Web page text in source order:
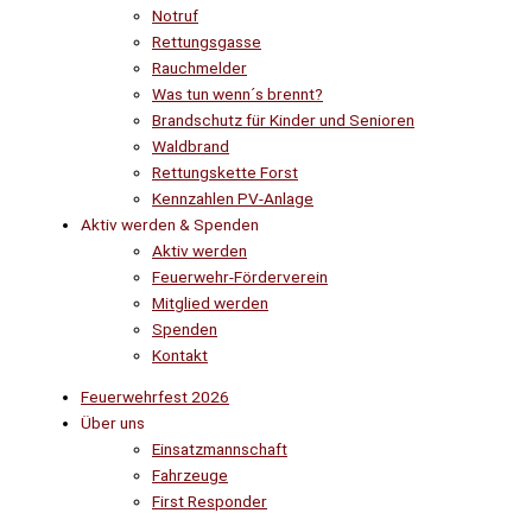
Notruf
Rettungsgasse
Rauchmelder
Was tun wenn´s brennt?
Brandschutz für Kinder und Senioren
Waldbrand
Rettungskette Forst
Kennzahlen PV-Anlage
Aktiv werden & Spenden
Aktiv werden
Feuerwehr-Förderverein
Mitglied werden
Spenden
Kontakt
Feuerwehrfest 2026
Über uns
Einsatzmannschaft
Fahrzeuge
First Responder